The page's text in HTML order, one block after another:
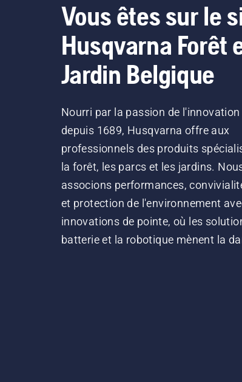
Vous êtes sur le
Husqvarna Forêt
Jardin Belgique
Nourri par la passion de l'innovation
depuis 1689, Husqvarna offre aux
professionnels des produits
la forêt, les parcs et les jardins.
associons performances,
et protection de l'environnement
innovations de pointe, où les
batterie et la robotique mènent la